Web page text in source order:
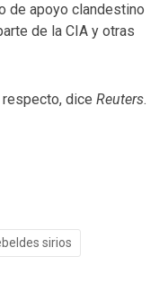
de apoyo clandestino
de la CIA y otras
respecto, dice Reuters.
sirios